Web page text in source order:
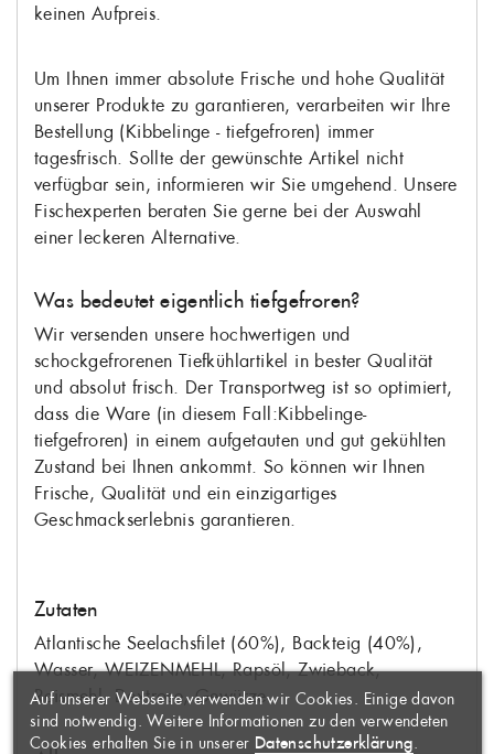
keinen Aufpreis.
Um Ihnen immer absolute Frische und hohe Qualität
unserer Produkte zu garantieren, verarbeiten wir Ihre
Bestellung (Kibbelinge - tiefgefroren) immer
tagesfrisch. Sollte der gewünschte Artikel nicht
verfügbar sein, informieren wir Sie umgehend. Unsere
Fischexperten beraten Sie gerne bei der Auswahl
einer leckeren Alternative.
Was bedeutet eigentlich tiefgefroren?
Wir versenden unsere hochwertigen und
schockgefrorenen Tiefkühlartikel in bester Qualität
und absolut frisch. Der Transportweg ist so optimiert,
dass die Ware (in diesem Fall:Kibbelinge-
tiefgefroren) in einem aufgetauten und gut gekühlten
Zustand bei Ihnen ankommt. So können wir Ihnen
Frische, Qualität und ein einzigartiges
Geschmackserlebnis garantieren.
Zutaten
Atlantische Seelachsfilet (60%), Backteig (40%),
Wasser, WEIZENMEHL, Rapsöl, Zwieback,
Reismehl, Dextrose, Gewürze
AUF MEINE
WUNSCHLISTE
×
ERSTELLEN
×
Name der Wunschliste
ANMELDEN ×
Sie müssen angemeldet sein, um
Artikel Ihrer Wunschliste
Auf unserer Webseite verwenden wir Cookies. Einige davon
sind notwendig. Weitere Informationen zu den verwendeten
Cookies erhalten Sie in unserer Datenschutzerklärung